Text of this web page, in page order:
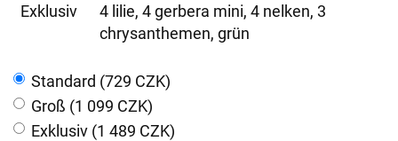
Exklusiv
4 lilie, 4 gerbera mini, 4 nelken, 3
chrysanthemen, grün
Standard (729 CZK)
Groß (1 099 CZK)
Exklusiv (1 489 CZK)